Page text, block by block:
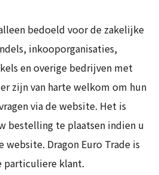
bedoeld voor de zakelijke
inkooporganisaties,
en overige bedrijven met
zijn van harte welkom om hun
via de website. Het is
bestelling te plaatsen indien u
Dragon Euro Trade is
particuliere klant.